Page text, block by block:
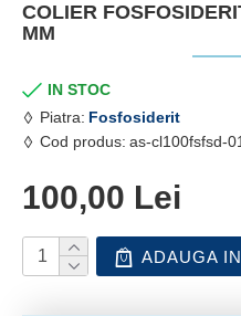
COLIER
MM
IN STOC
Piatra: Fosfosiderit
Cod produs: as-cl100fsfsd-01
100,00 Lei
ADAUGA